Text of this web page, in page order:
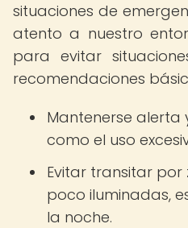
situaciones de
atento a nuestro
para evitar
recomendaciones
Mantenerse alerta
como el uso
Evitar transitar
poco iluminadas,
la noche.